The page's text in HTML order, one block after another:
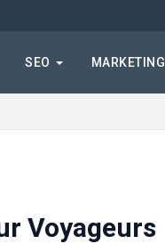
SEO MARKETING
Voyageurs